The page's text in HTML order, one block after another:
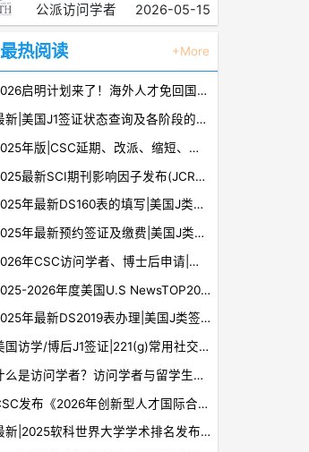
公派访问学者
2026-05-15
最热阅读 +More
2026启明计划来了！海外人才免回国即享最高500万资助
最新|美国J1签证状态查询及各阶段的含义
2025年版|CSC延期、改派、缩短、放弃等最新规定
2025最新SCI期刊影响因子发布(JCR2024)（含Top600榜单）
2025年最新DS160表的填写|美国J类签证教程（三）
2025年最新预约签证及缴费|美国J类签证教程（四）
2026年CSC访问学者、博士后申请|评审标准细则分析及建议
2025-2026年度美国U.S NewsTOP20最佳医院榜单及15个专科排名
2025年最新DS2019表办理|美国J类签证教程（一）
美国访学/博后J1签证|221(g)常用社交媒体补件注意事项
什么是访问学者？访问学者与留学生有什么区别？
CSC发布《2026年创新型人才国际合作培养项目指南》
最新|2025软科世界大学学术排名发布（附Top200榜单）